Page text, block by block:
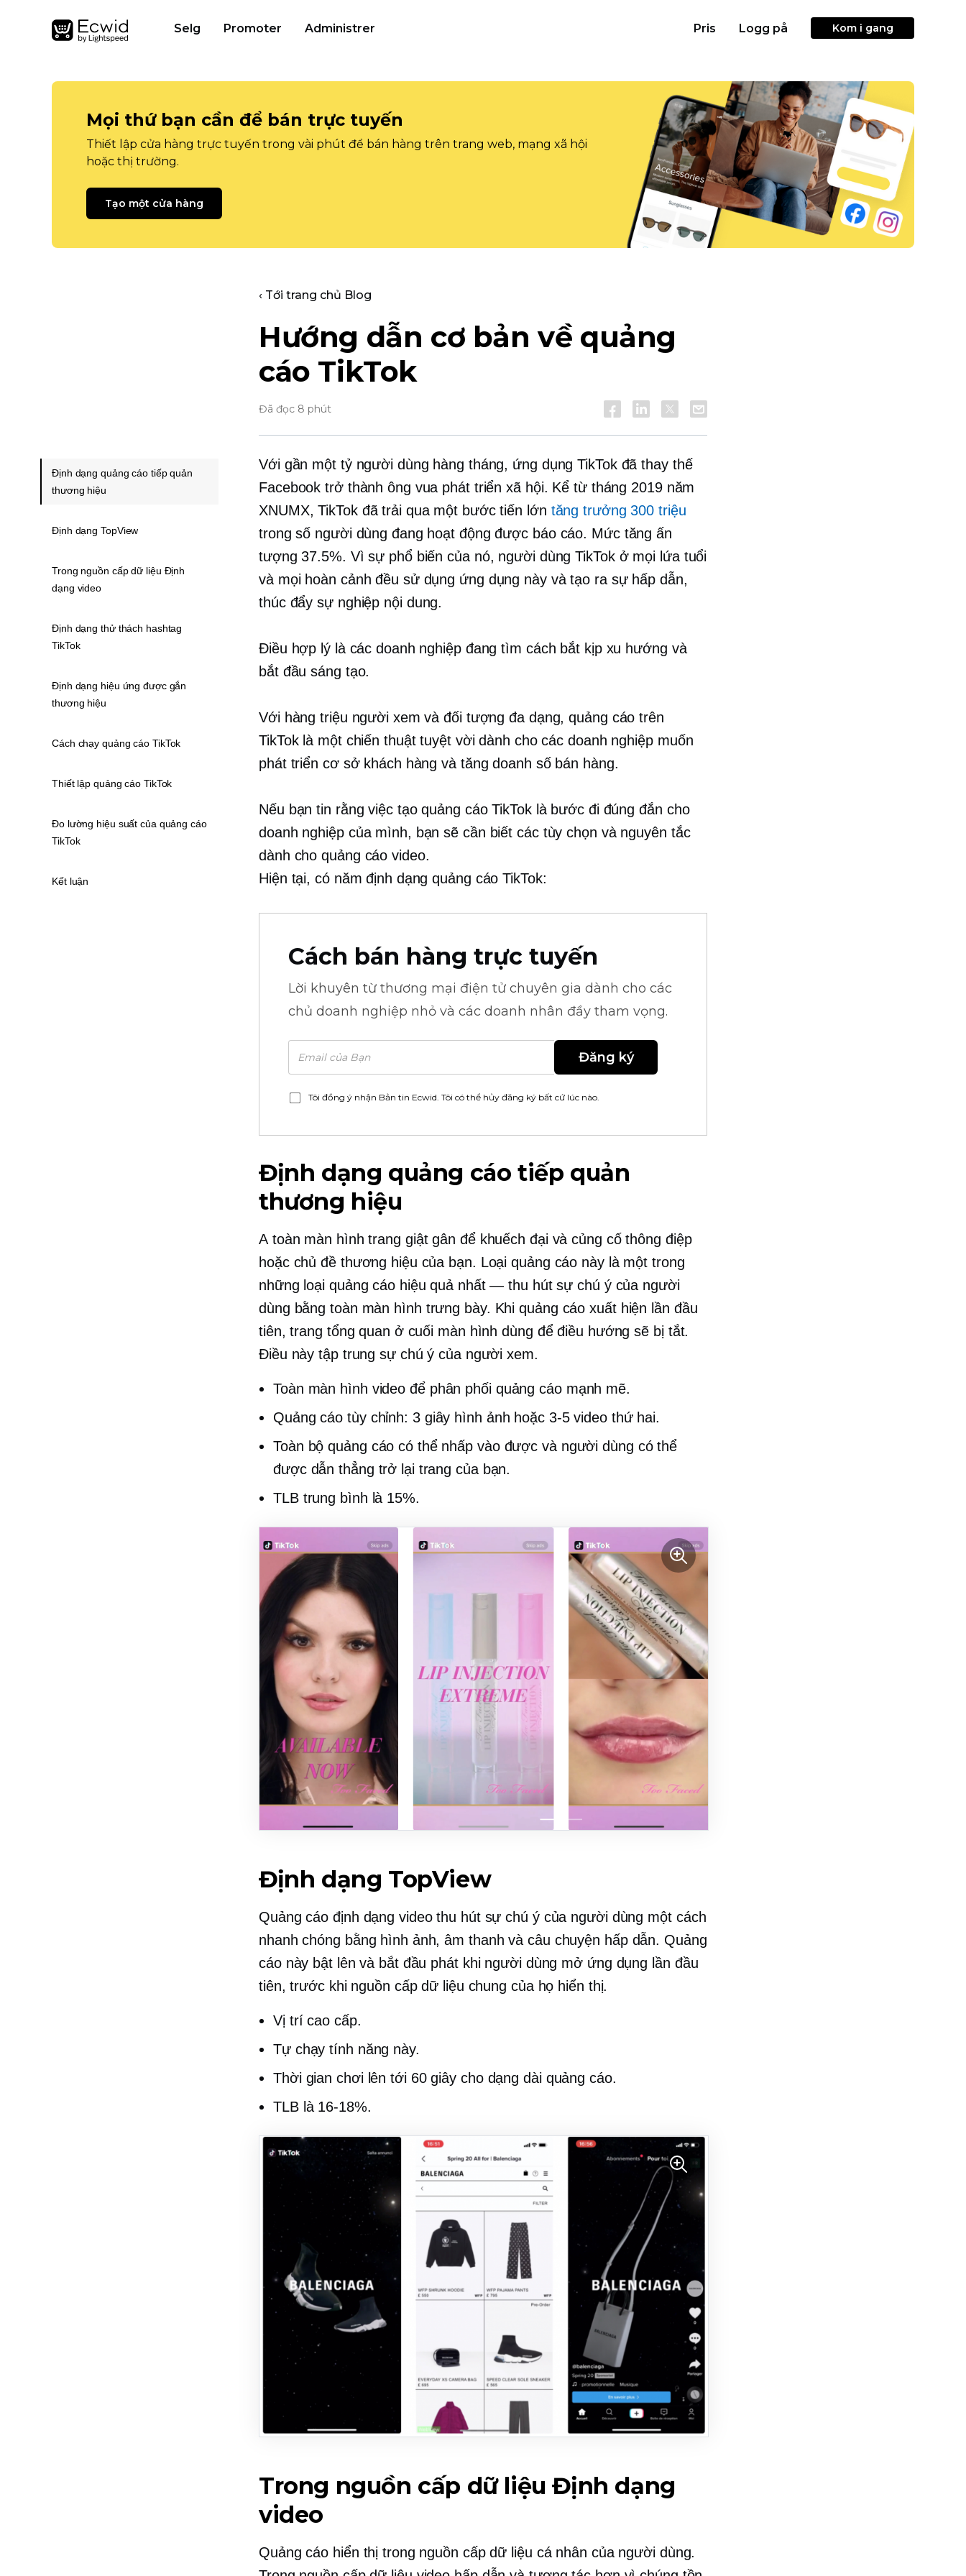
Selg Promoter Administrer Pris Logg på Kom i gang
Mọi thứ bạn cần để bán trực tuyến
Thiết lập cửa hàng trực tuyến trong vài phút để bán hàng trên trang web, mạng xã hội
hoặc thị trường.
Tạo một cửa hàng
‹ Tới trang chủ Blog
Hướng dẫn cơ bản về quảng
cáo TikTok
Đã đọc 8 phút
Với gần một tỷ người dùng hàng tháng, ứng dụng TikTok đã thay thế
Facebook trở thành ông vua phát triển xã hội. Kể từ tháng 2019 năm
XNUMX, TikTok đã trải qua một bước tiến lớn tăng trưởng 300 triệu
trong số người dùng đang hoạt động được báo cáo. Mức tăng ấn
tượng 37.5%. Vì sự phổ biến của nó, người dùng TikTok ở mọi lứa tuổi
và mọi hoàn cảnh đều sử dụng ứng dụng này và tạo ra sự hấp dẫn,
thúc đẩy sự nghiệp nội dung.
Điều hợp lý là các doanh nghiệp đang tìm cách bắt kịp xu hướng và
bắt đầu sáng tạo.
Với hàng triệu người xem và đối tượng đa dạng, quảng cáo trên
TikTok là một chiến thuật tuyệt vời dành cho các doanh nghiệp muốn
phát triển cơ sở khách hàng và tăng doanh số bán hàng.
Nếu bạn tin rằng việc tạo quảng cáo TikTok là bước đi đúng đắn cho
doanh nghiệp của mình, bạn sẽ cần biết các tùy chọn và nguyên tắc
dành cho quảng cáo video.
Hiện tại, có năm định dạng quảng cáo TikTok:
Cách bán hàng trực tuyến
Lời khuyên từ thương mại điện tử chuyên gia dành cho các
chủ doanh nghiệp nhỏ và các doanh nhân đầy tham vọng.
Đăng ký
Tôi đồng ý nhận Bản tin Ecwid. Tôi có thể hủy đăng ký bất cứ lúc nào.
Định dạng quảng cáo tiếp quản
thương hiệu
A toàn màn hình trang giật gân để khuếch đại và củng cố thông điệp
hoặc chủ đề thương hiệu của bạn. Loại quảng cáo này là một trong
những loại quảng cáo hiệu quả nhất — thu hút sự chú ý của người
dùng bằngtoàn màn hình trưng bày. Khi quảng cáo xuất hiện lần đầu
tiên, trang tổng quan ở cuối màn hình dùng để điều hướng sẽ bị tắt.
Điều này tập trung sự chú ý của người xem.
Toàn màn hình video để phân phối quảng cáo mạnh mẽ.
Quảng cáo tùy chỉnh: 3 giây hình ảnh hoặc 3-5video thứ hai.
Toàn bộ quảng cáo có thể nhấp vào được và người dùng có thể
được dẫn thẳng trở lại trang của bạn.
TLB trung bình là 15%.
Định dạng TopView
Quảng cáo định dạng video thu hút sự chú ý của người dùng một cách
nhanh chóng bằng hình ảnh, âm thanh và câu chuyện hấp dẫn. Quảng
cáo này bật lên và bắt đầu phát khi người dùng mở ứng dụng lần đầu
tiên, trước khi nguồn cấp dữ liệu chung của họ hiển thị.
Vị trí cao cấp.
Tự chạy tính năng này.
Thời gian chơi lên tới 60 giây cho dạng dàiquảng cáo.
TLB là 16-18%.
Trong nguồn cấp dữ liệu Định dạng
video
Quảng cáo hiển thị trong nguồn cấp dữ liệu cá nhân của người dùng.
Định dạng quảng cáo tiếp quản
thương hiệu
Định dạng TopView
Trong nguồn cấp dữ liệu Định
dạng video
Định dạng thử thách hashtag
TikTok
Định dạng hiệu ứng được gắn
thương hiệu
Cách chạy quảng cáo TikTok
Thiết lập quảng cáo TikTok
Đo lường hiệu suất của quảng cáo
TikTok
Kết luận